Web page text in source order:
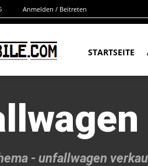
Anmelden / Beitreten
STARTSEITE
- unfallwagen